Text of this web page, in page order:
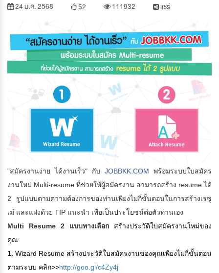
24 ม.ค. 2568
52 111932 แชร์
"สมัครงานง่าย ได้งานเร็ว" กับ JOBBKK.COM พร้อมระบบใบสมัคร
งานใหม่ Multi-resume ที่ช่วยให้ผู้สมัครงาน สามารถสร้าง resume ได้
2 รูปแบบตามความต้องการของท่านเพียงไม่กี่ขั้นตอนในการสร้างเรซู
เม่ และแฝงด้วย TIP แนะนำ เพื่อเป็นประโยชน์ต่อตัวท่านเอง
Multi Resume 2 แบบทางเลือก สร้างประวัติใบสมัครงานใหม่ของ
คุณ
1. Wizard Resume สร้างประวัติใบสมัครงานของคุณเพียงไม่กี่ขั้นตอน
ตามระบบ คลิก>>http://goo.gl/c4Zy4j